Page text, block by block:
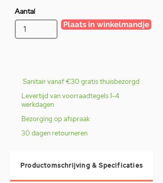
Aantal
Plaats in winkelmandje
Sanitair vanaf €30 gratis thuisbezorgd
Levertijd van voorraadtegels 1-4
werkdagen
Bezorging op afspraak
30 dagen retourneren
Productomschrijving & Specificaties